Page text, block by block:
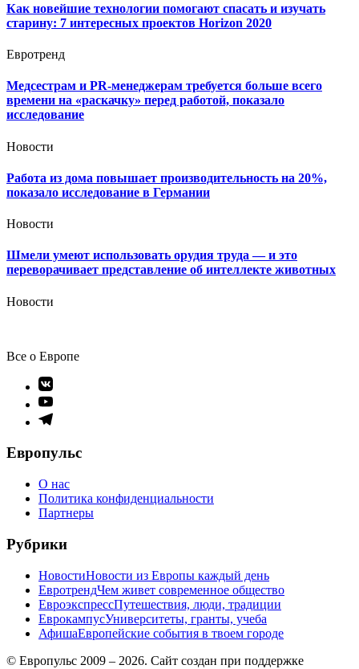
Как новейшие технологии помогают спасать и изучать
старину: 7 интересных проектов Horizon 2020
Евротренд
Медсестрам и PR-менеджерам требуется больше всего
времени на «раскачку» перед работой, показало
исследование
Новости
Работа из дома повышает производительность на 20%,
показало исследование в Германии
Новости
Шмели умеют использовать орудия труда — и это
переворачивает представление об интеллекте животных
Новости
Все о Европе
Элемент
меню
Элемент
меню
Элемент
Европульс
О нас
Политика конфиденциальности
Партнеры
Рубрики
НовостиНовости из Европы каждый день
ЕвротрендЧем живет современное общество
ЕвроэкспрессПутешествия, люди, традиции
ЕврокампусУниверситеты, гранты, учеба
АфишаЕвропейские события в твоем городе
© Европульс 2009 – 2026. Сайт создан при поддержке